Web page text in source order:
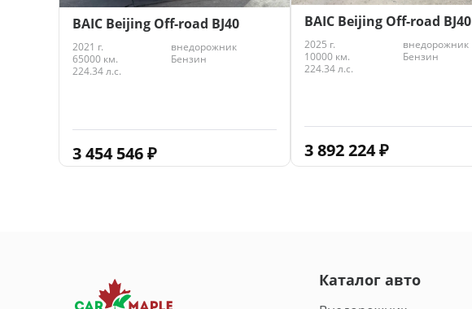
BAIC Beijing Off-road BJ40
2021 г.
внедорожник
65000 км.
Бензин
224.34 л.с.
3 454 546₽
BAIC Beijing Off-road BJ40
2025 г.
внедорожник
10000 км.
Бензин
224.34 л.с.
3 892 224₽
Каталог авто